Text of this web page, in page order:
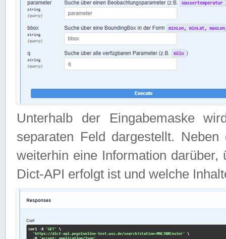
Unterhalb der Eingabemaske
separaten Feld dargestellt.
weiterhin eine Information
Dict-API erfolgt ist und welche